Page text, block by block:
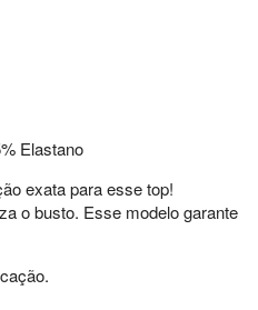
Elastano
exata para esse top!
o busto. Esse modelo garante